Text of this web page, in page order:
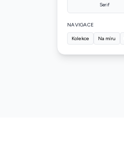
Serif
NAVIGACE
Kolekce Na míru